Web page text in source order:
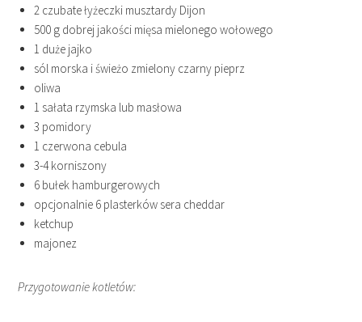
2 czubate łyżeczki musztardy Dijon
500 g dobrej jakości mięsa mielonego wołowego
1 duże jajko
sól morska i świeżo zmielony czarny pieprz
oliwa
1 sałata rzymska lub masłowa
3 pomidory
1 czerwona cebula
3-4 korniszony
6 bułek hamburgerowych
opcjonalnie 6 plasterków sera cheddar
ketchup
majonez
Przygotowanie kotletów: